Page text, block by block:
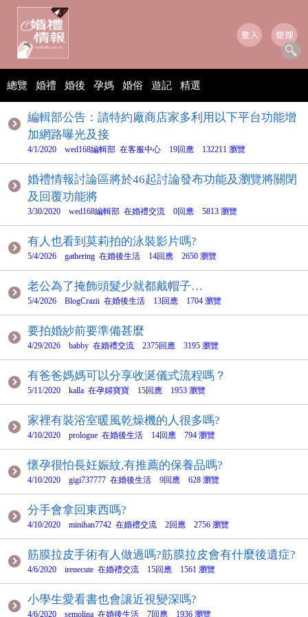
總覽 婚禮 婚後 孕媽 婚俗 遊記 精選
編輯部公告：請特約廠商店家多利用以下平台功能增
加網路曝光及接
4/1/2020 wed168編輯部 在客服中心 19回應 132211 瀏覽
婚禮情報討論區將於46起討論發布功能及瀏覽將關閉
及回覆功能將
3/30/2020 wed168編輯部 在婚禮交流 0回應 5813 瀏覽
有人也看到莫莉拍的泳裝影片嗎?
5/4/2026 gathering 在婚後生活 14回應 2650 瀏覽
老公為了掩飾頭髮少就都戴帽子…
5/4/2026 BlogCrazii 在婚後生活 13回應 1704 瀏覽
要拍婚紗前要準備甚麼
4/29/2026 babby 在婚禮交流 2375回應 3195 瀏覽
有爸爸媽媽可以分享收涎儀式流程嗎？
5/11/2020 kalla 在孕婦寶寶 15回應 1953 瀏覽
家裡有裝浴室暖風乾燥機的人很多嗎?
4/10/2020 prologue 在婚後生活 14回應 794 瀏覽
懷孕很怕長妊娠紋,有推薦的保養品嗎?
4/10/2020 gigi737777 在婚後生活 9回應 628 瀏覽
分手會拿回東西嗎?
4/10/2020 minihan7742 在婚禮交流 2回應 2756 瀏覽
筋膜拉皮手術有人做過嗎?筋膜拉皮會有什麼後遺症?
4/6/2020 irenecute 在婚禮交流 15回應 1561 瀏覽
小學生愛看書也會讓近視變深嗎?
4/6/2020 semolina 在婚後生活 7回應 1936 瀏覽